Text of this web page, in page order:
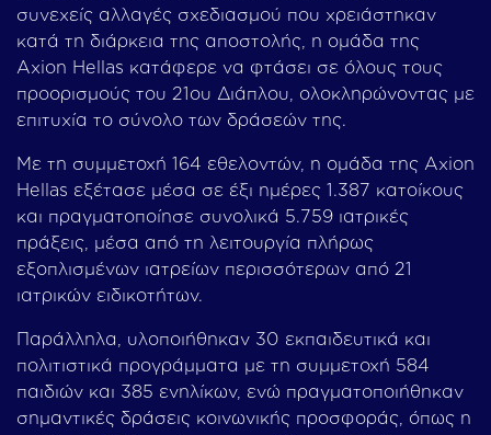
συνεχείς αλλαγές σχεδιασμού που χρειάστηκαν
κατά τη διάρκεια της αποστολής, η ομάδα της
Axion Hellas κατάφερε να φτάσει σε όλους τους
προορισμούς του 21ου Διάπλου, ολοκληρώνοντας με
επιτυχία το σύνολο των δράσεών της.
Με τη συμμετοχή 164 εθελοντών, η ομάδα της Axion
Hellas εξέτασε μέσα σε έξι ημέρες 1.387 κατοίκους
και πραγματοποίησε συνολικά 5.759 ιατρικές
πράξεις, μέσα από τη λειτουργία πλήρως
εξοπλισμένων ιατρείων περισσότερων από 21
ιατρικών ειδικοτήτων.
Παράλληλα, υλοποιήθηκαν 30 εκπαιδευτικά και
πολιτιστικά προγράμματα με τη συμμετοχή 584
παιδιών και 385 ενηλίκων, ενώ πραγματοποιήθηκαν
σημαντικές δράσεις κοινωνικής προσφοράς, όπως η